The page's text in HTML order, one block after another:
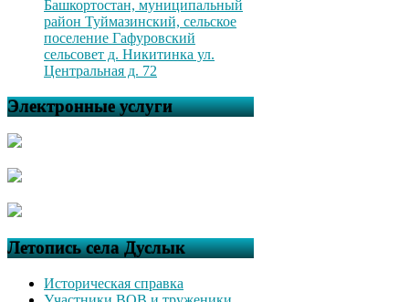
Башкортостан, муниципальный
район Туймазинский, сельское
поселение Гафуровский
сельсовет д. Никитинка ул.
Центральная д. 72
Электронные услуги
Летопись села Дуслык
Историческая справка